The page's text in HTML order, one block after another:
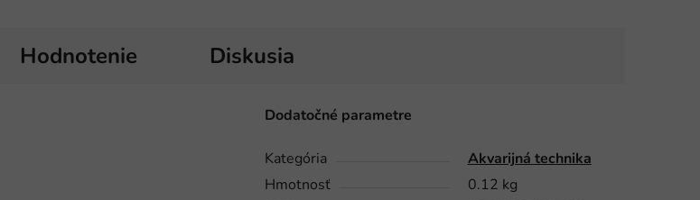
Hodnotenie Diskusia
Dodatočné parametre
Kategória
Akvarijná technika
Hmotnosť
0.12 kg